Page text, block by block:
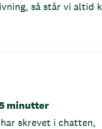
så står vi altid
minutter
skrevet i chatten,